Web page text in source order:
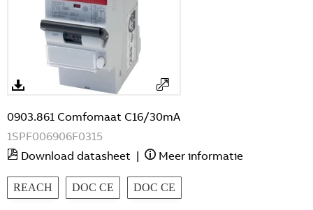
0903.861 Comfomaat C16/30mA
1SPF006906F0315
Download datasheet | Meer informatie
REACH DOC CE DOC CE